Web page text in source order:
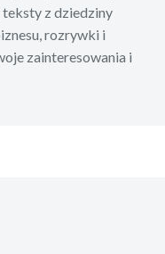
teksty z dziedziny
rozrywki i
zainteresowania i